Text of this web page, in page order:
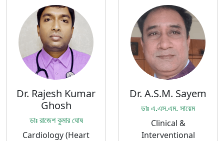
Dr. Rajesh Kumar
Ghosh
ডাঃ রাজেশ কুমার ঘোষ
Cardiology (Heart
Dr. A.S.M. Sayem
ডাঃ এ.এস.এম. সায়েম
Clinical &
Interventional